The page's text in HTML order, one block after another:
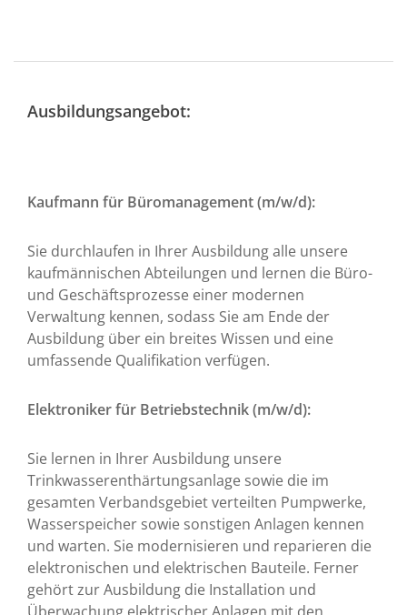
Ausbildungsangebot:
Kaufmann für Büromanagement (m/w/d):
Sie durchlaufen in Ihrer Ausbildung alle unsere
kaufmännischen Abteilungen und lernen die Büro-
und Geschäftsprozesse einer modernen
Verwaltung kennen, sodass Sie am Ende der
Ausbildung über ein breites Wissen und eine
umfassende Qualifikation verfügen.
Elektroniker für Betriebstechnik (m/w/d):
Sie lernen in Ihrer Ausbildung unsere
Trinkwasserenthärtungsanlage sowie die im
gesamten Verbandsgebiet verteilten Pumpwerke,
Wasserspeicher sowie sonstigen Anlagen kennen
und warten. Sie modernisieren und reparieren die
elektronischen und elektrischen Bauteile. Ferner
gehört zur Ausbildung die Installation und